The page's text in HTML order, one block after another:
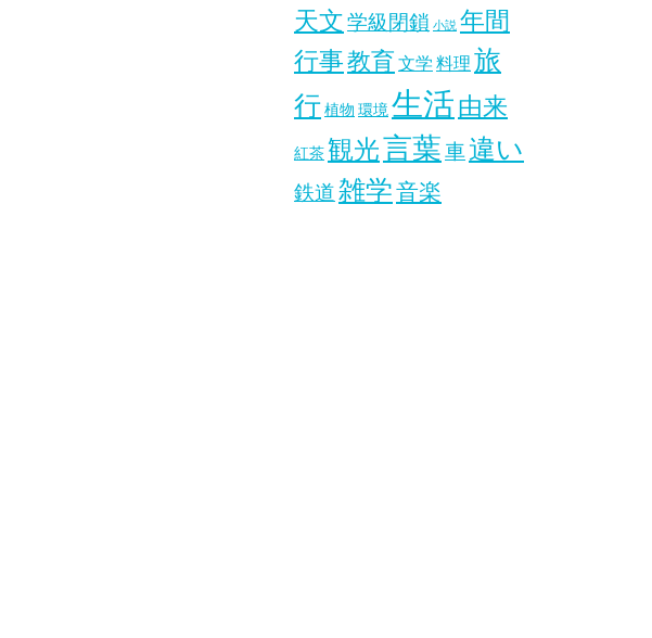
天文学級閉鎖 小説 年間
行事教育 文学 料理 旅
行植物 環境生活由来
紅茶観光言葉車違い
鉄道雑学音楽